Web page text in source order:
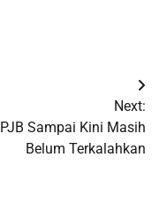
Next:
PJB Sampai Kini Masih
Belum Terkalahkan